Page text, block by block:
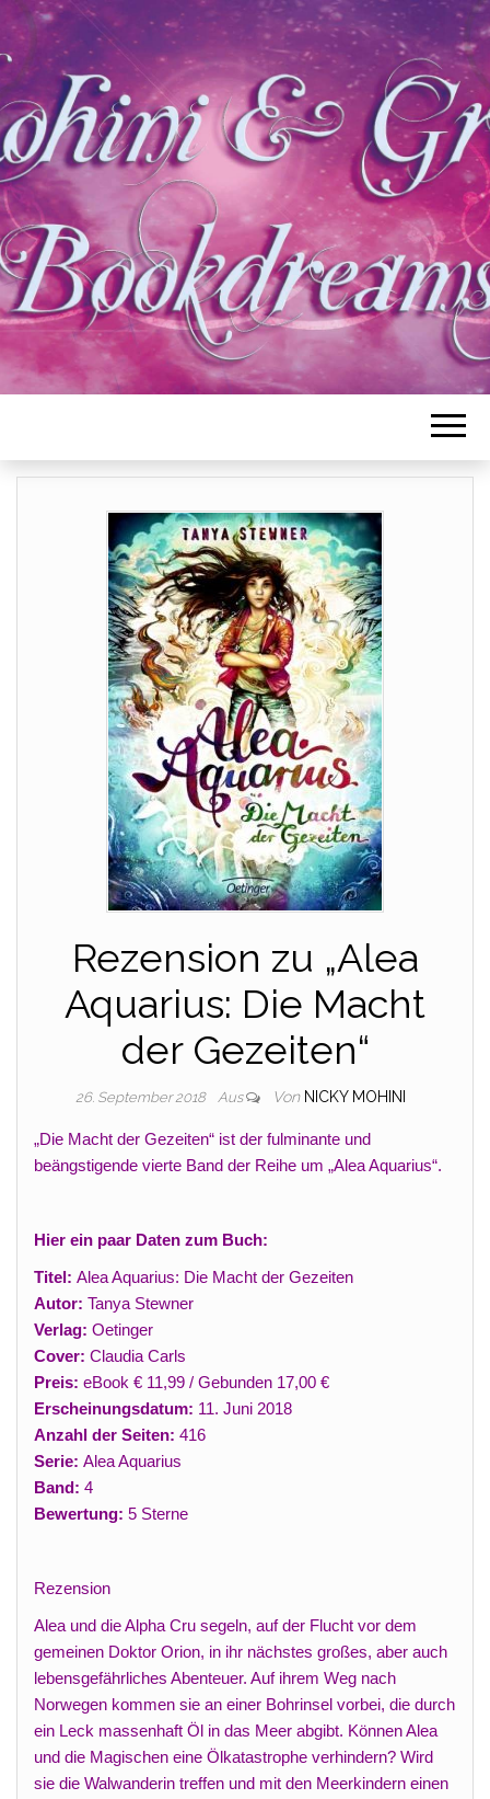
Rezension zu „Alea
Aquarius: Die Macht
der Gezeiten“
26. September 2018 Aus Von NICKY MOHINI
„Die Macht der Gezeiten“ ist der fulminante und
beängstigende vierte Band der Reihe um „Alea Aquarius“.
Hier ein paar Daten zum Buch:
Titel: Alea Aquarius: Die Macht der Gezeiten
Autor: Tanya Stewner
Verlag: Oetinger
Cover: Claudia Carls
Preis: eBook € 11,99 / Gebunden 17,00 €
Erscheinungsdatum: 11. Juni 2018
Anzahl der Seiten: 416
Serie: Alea Aquarius
Band: 4
Bewertung: 5 Sterne
Rezension
Alea und die Alpha Cru segeln, auf der Flucht vor dem
gemeinen Doktor Orion, in ihr nächstes großes, aber auch
lebensgefährliches Abenteuer. Auf ihrem Weg nach
Norwegen kommen sie an einer Bohrinsel vorbei, die durch
ein Leck massenhaft Öl in das Meer abgibt. Können Alea
und die Magischen eine Ölkatastrophe verhindern? Wird
sie die Walwanderin treffen und mit den Meerkindern einen